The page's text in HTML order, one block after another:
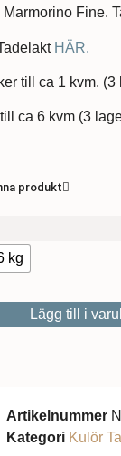
Fine.
HÄR.
till ca 1 kvm. (3
ca 6 kvm (3
produkt
kg
Lägg till i
Artikelnummer
Kategori Kulör